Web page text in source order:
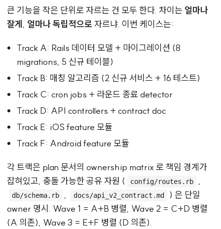
큰 기능을 작은 단위로 자르는 건 모두 한다. 차이는 얼마나
잘게 , 얼마나 독립적으로자르냐. 이번 케이스는:
Track A: Rails 데이터 모델 + 마이그레이션 (8
migrations, 5 신규 테이블)
Track B: 매칭 알고리즘 (2 신규 서비스 + 16 테스트)
Track C: cron jobs + 라운드 종료 detector
Track D: API controllers + contract doc
Track E: iOS feature 모듈
Track F: Android feature 모듈
각 트랙은 plan 문서의 ownership matrix 로 책임 경계가
잡혀있고, 충돌 가능한 공유 자원 (
config/routes.rb ,
db/schema.rb , docs/api_v2_contract.md
) 은 단일
owner 명시. Wave 1 = A+B 병렬, Wave 2 = C+D 병렬
(A 의존), Wave 3 = E+F 병렬 (D 의존).